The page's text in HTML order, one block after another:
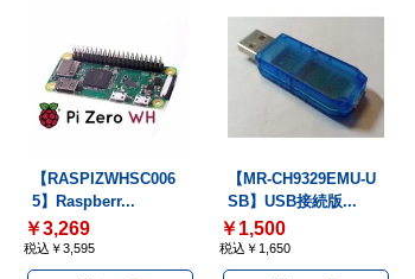
【RASPIZWHSC006
5】Raspberr...
￥3,269
税込￥3,595
【MR-CH9329EMU-U
SB】USB接続版...
￥1,500
税込￥1,650